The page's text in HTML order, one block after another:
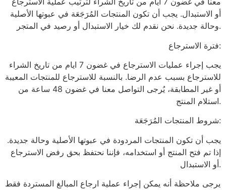
أو الاستبدال. يجب أن تكون المنتجات المُرَجَعَة في عبوتها الأصلية
وحالة جديدة. نحن نقدم لك خيار الاستبدال أو رصيد في المتجر.
فترة الاسترجاع:
يجب إجراء عمليات الاسترجاع في غضون 7 ايام من تاريخ الشراء
للاسترجاع بسبب عدم الرضا. بالنسبة للاسترجاع للمنتجات المعيبة
أو غير المطابقة، يُرجى التواصل معنا في غضون 48 ساعة من
استلام المنتج.
شروط المنتجات المُرَجَعَة:
يجب أن تكون المنتجات المردودة في عبوتها الأصلية وحالة جديدة.
إذا تم فتح المنتج أو استخدامه، فإننا نحتفظ بحق رفض الاسترجاع
أو الاستبدال.
يرجى ملاحظة أنه يمكن إجراء عملية ارجاع المبالغ المستردة فقط